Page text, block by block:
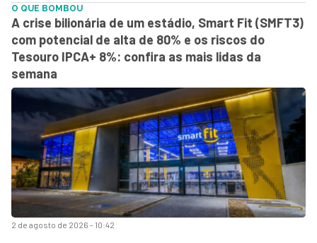
2 de agosto de 2026 - 10:42
O QUE BOMBOU
A crise bilionária de um estádio, Smart Fit (SMFT3)
com potencial de alta de 80% e os riscos do
Tesouro IPCA+ 8%: confira as mais lidas da
semana